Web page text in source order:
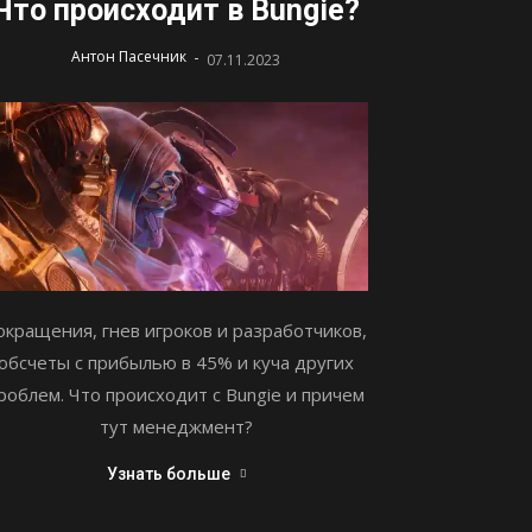
происходит в Bungie?
Антон Пасечник - 07.11.2023
гнев игроков и разработчиков,
с прибылью в 45% и куча других
Что происходит с Bungie и причем
тут менеджмент?
Узнать больше